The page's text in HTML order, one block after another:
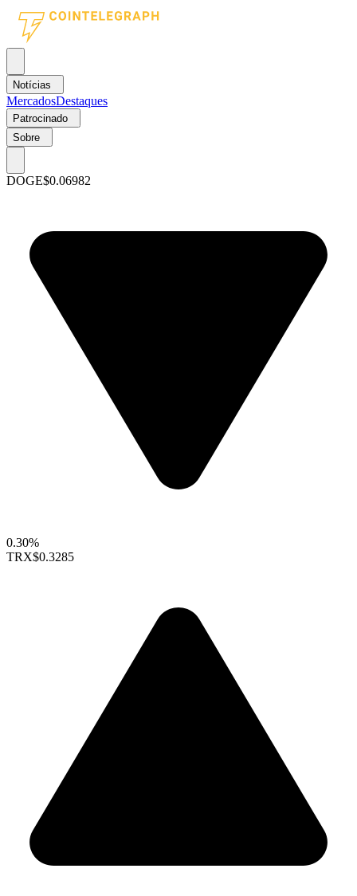
Notícias
MercadosDestaques
Patrocinado
Sobre
DOGE$0.06982
0.30%
TRX$0.3285